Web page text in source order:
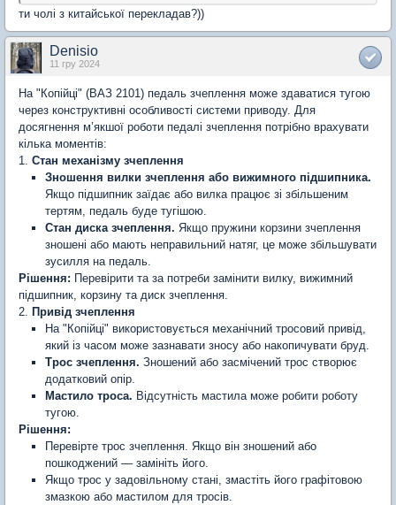
ти чолі з китайської перекладав?))
Denisio
11 гру 2024
На "Копійці" (ВАЗ 2101) педаль зчеплення може здаватися тугою
через конструктивні особливості системи приводу. Для
досягнення м’якшої роботи педалі зчеплення потрібно врахувати
кілька моментів:
1. Стан механізму зчеплення
Зношення вилки зчеплення або вижимного підшипника.
Якщо підшипник заїдає або вилка працює зі збільшеним
тертям, педаль буде тугішою.
Стан диска зчеплення. Якщо пружини корзини зчеплення
зношені або мають неправильний натяг, це може збільшувати
зусилля на педаль.
Рішення: Перевірити та за потреби замінити вилку, вижимний
підшипник, корзину та диск зчеплення.
2.
Привід зчеплення
На "Копійці" використовується механічний тросовий привід,
який із часом може зазнавати зносу або накопичувати бруд.
Трос зчеплення. Зношений або засмічений трос створює
додатковий опір.
Мастило троса. Відсутність мастила може робити роботу
тугою.
Рішення:
Перевірте трос зчеплення. Якщо він зношений або
пошкоджений — замініть його.
Якщо трос у задовільному стані, змастіть його графітовою
змазкою або мастилом для тросів.